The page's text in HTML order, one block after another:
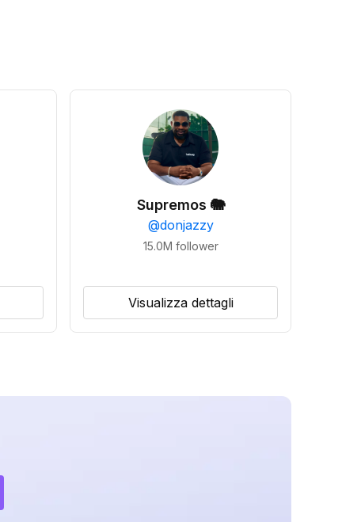
Supremos 🐘
@donjazzy
15.0M follower
Visualizza dettagli